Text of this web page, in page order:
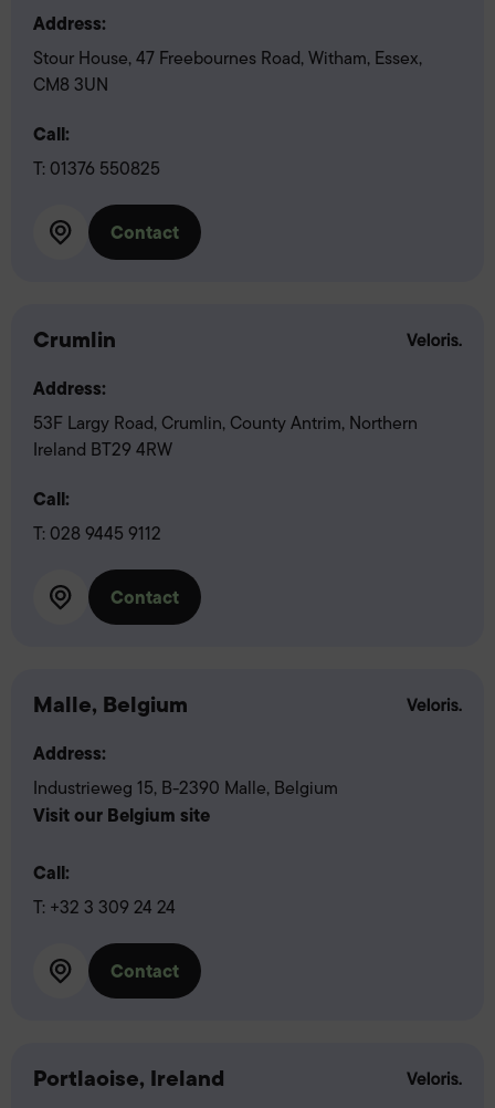
Address:
Stour House, 47 Freebournes Road, Witham, Essex,
CM8 3UN
Call:
T: 01376 550825
Contact
Crumlin
Address:
53F Largy Road, Crumlin, County Antrim, Northern
Ireland BT29 4RW
Call:
T: 028 9445 9112
Contact
Malle, Belgium
Address:
Industrieweg 15, B-2390 Malle, Belgium
Visit our Belgium site
Call:
T: +32 3 309 24 24
Contact
Portlaoise, Ireland